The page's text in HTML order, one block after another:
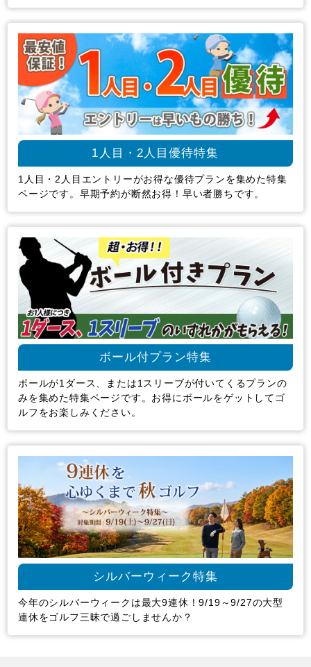
1人目・2人目優待特集
1人目・2人目エントリーがお得な優待プランを集めた特集
ページです。早期予約が断然お得！早い者勝ちです。
ボール付プラン特集
ボールが1ダース、または1スリーブが付いてくるプランの
みを集めた特集ページです。お得にボールをゲットしてゴ
ルフをお楽しみください。
シルバーウィーク特集
今年のシルバーウィークは最大9連休！9/19～9/27の大型
連休をゴルフ三昧で過ごしませんか？